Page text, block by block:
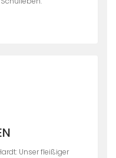
Unser fleißiger